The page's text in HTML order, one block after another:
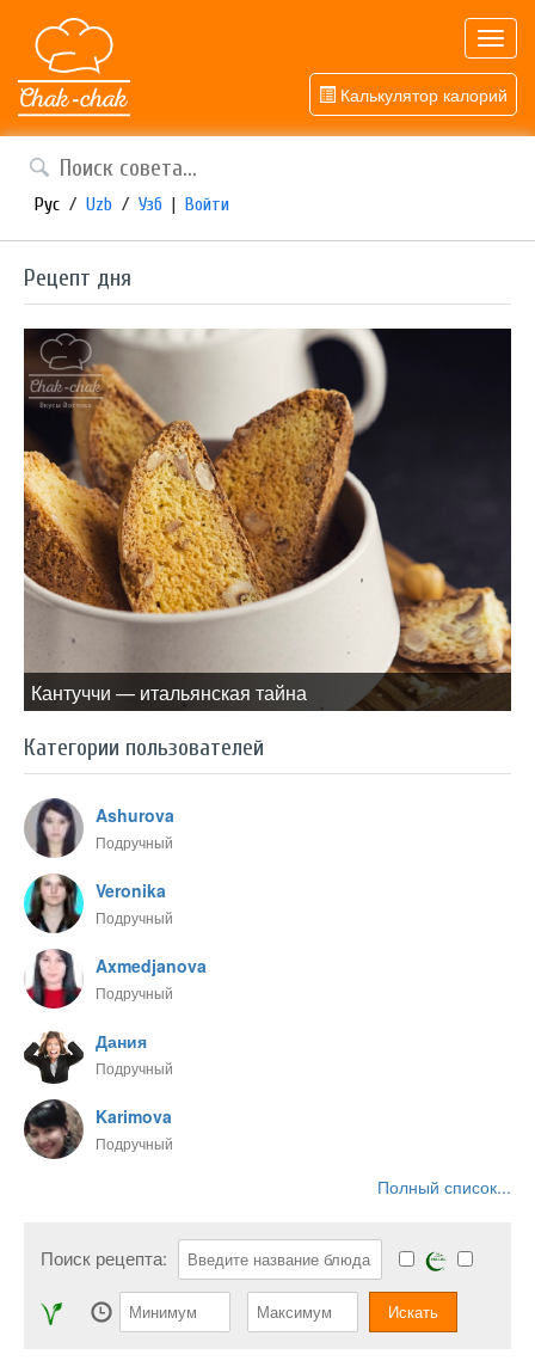
Калькулятор калорий
Рус / Uzb / Узб | Войти
Рецепт дня
Кантуччи — итальянская тайна
Категории пользователей
Ashurova
Подручный
Veronika
Подручный
Axmedjanova
Подручный
Дания
Подручный
Karimova
Подручный
Полный список...
Поиск рецепта: